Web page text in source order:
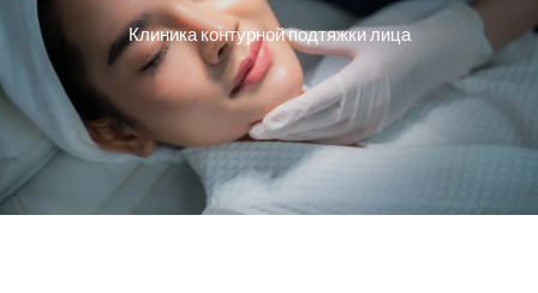
Клиника контурной подтяжки лица